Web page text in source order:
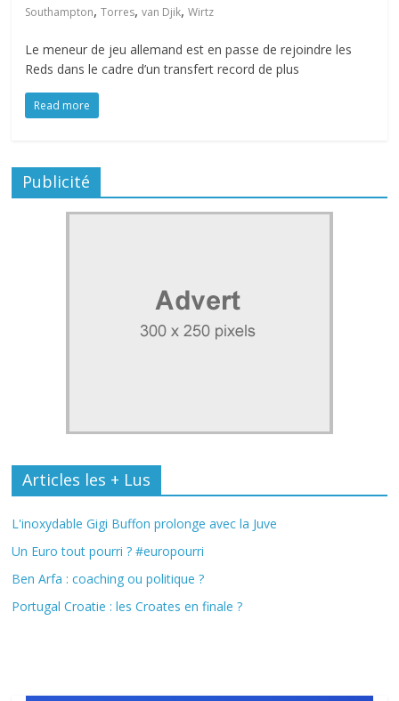
Southampton,Torres,van Djik,Wirtz
Le meneur de jeu allemand est en passe de rejoindre les
Reds dans le cadre d’un transfert record de plus
Read more
Publicité
Articles les + Lus
L'inoxydable Gigi Buffon prolonge avec la Juve
Un Euro tout pourri ? #europourri
Ben Arfa : coaching ou politique ?
Portugal Croatie : les Croates en finale ?